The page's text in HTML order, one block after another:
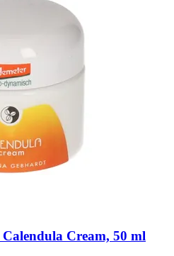
Calendula Cream, 50 ml